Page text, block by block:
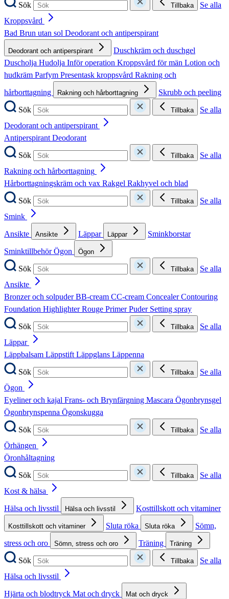
Sök
Tillbaka
Se alla
Kroppsvård
Bad Brun utan sol Deodorant och antiperspirant
Deodorant och antiperspirant
Duschkräm och duschgel
Duscholja Hudolja Inför operation Kroppsvård för män Lotion och
hudkräm Parfym Presentask kroppsvård Rakning och
hårborttagning
Rakning och hårborttagning
Skrubb och peeling
Sök
Tillbaka
Se alla
Deodorant och antiperspirant
AntiperspirantDeodorant
Sök
Tillbaka
Se alla
Rakning och hårborttagning
Hårborttagningskräm och vax Rakgel Rakhyvel och blad
Sök
Tillbaka
Se alla
Smink
Ansikte
Ansikte Läppar Läppar
Sminkborstar
SminktillbehörÖgon Ögon
Sök Tillbaka
Se alla
Ansikte
Bronzer och solpuderBB-cream CC-cream ConcealerContouring
Foundation HighlighterRouge PrimerPuder Setting spray
Sök
Tillbaka
Se alla
Läppar
Läppbalsam LäppstiftLäppglans Läppenna
Sök
Tillbaka
Se alla
Ögon
Eyeliner och kajal Frans- och Brynfärgning Mascara Ögonbrynsgel
Ögonbrynspenna Ögonskugga
Sök
Tillbaka
Se alla
Örhängen
Öronhåltagning
Sök
Tillbaka
Se alla
Kost & hälsa
Hälsa och livsstil
Hälsa och livsstil Kosttillskott och vitaminer
Kosttillskott och vitaminer Sluta röka Sluta röka
Sömn,
stress och oro
Sömn, stress och oro Träning Träning
Sök Tillbaka
Se alla
Hälsa och livsstil
Hjärta och blodtryck Mat och dryck Mat och dryck